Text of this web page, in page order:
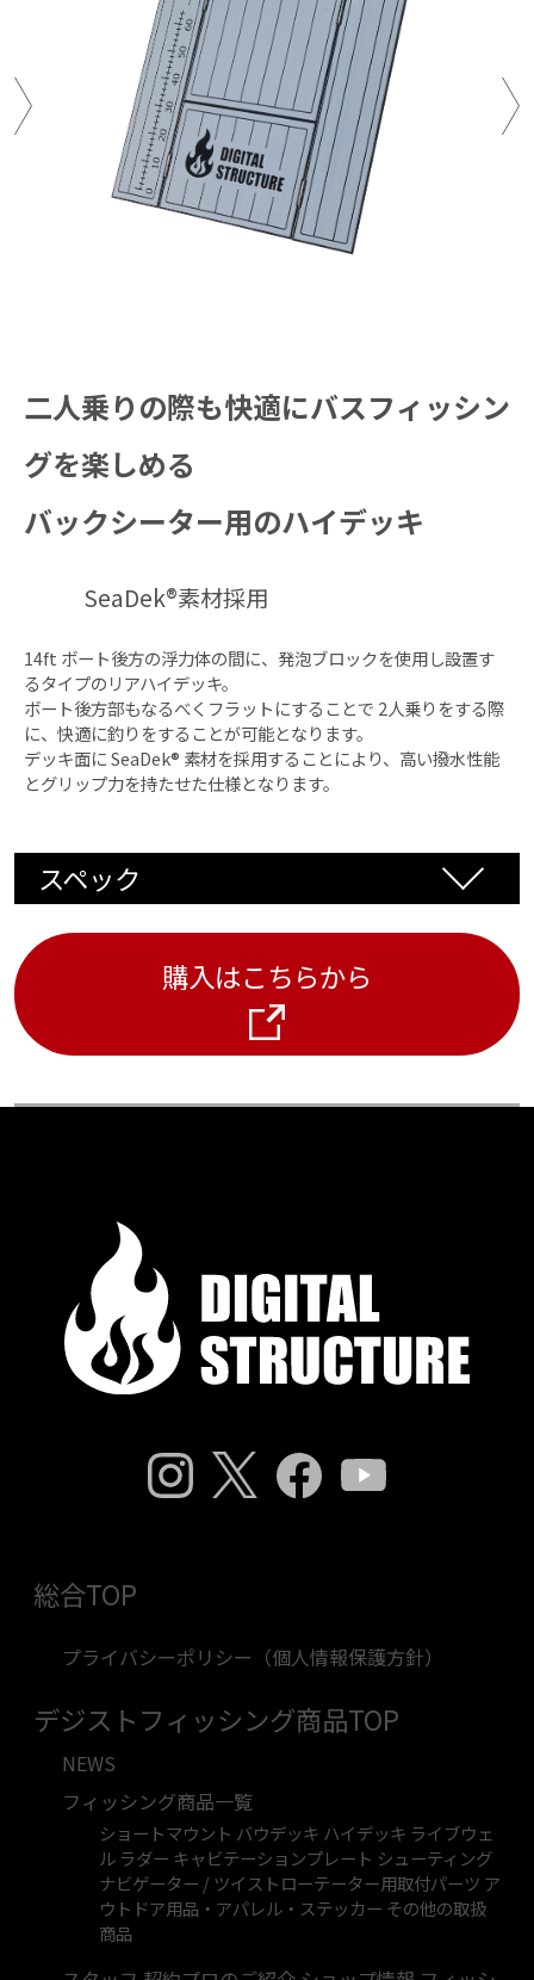
オフセットトレー部 ( ステンレス製 )：厚さ 90㎜
デッキ素材
対応ボート
12ft ボート
対応エレキ
X5 シリーズ
ミンコタ社：FORTREX・MAXXUM・EDGE シリーズ
ローランス社：ゴースト
ガーミン社：フォース
二人乗りの際も快適にバスフィッシン
グを楽しめる
バックシーター用のハイデッキ
SeaDek®素材採用
14ft ボート後方の浮力体の間に、発泡ブロックを使用し設置す
るタイプのリアハイデッキ。
ボート後方部もなるべくフラットにすることで 2人乗りをする際
に、快適に釣りをすることが可能となります。
デッキ面に SeaDek® 素材を採用することにより、高い撥水性能
とグリップ力を持たせた仕様となります。
スペック
ブラック×ルビーレッド、ストームグレー× ブラッ
重量
展開時：縦幅 900㎜×横幅 970㎜、折り畳み時：縦幅
900㎜× 560㎜
付属品
※発泡ブロックは付属いたしません
対応ボート
カワナ社、スナガ社製 14ft ボート
※特殊形状のボートを除く
購入はこちらから
総合TOP
プライバシーポリシー（個人情報保護方針）
デジストフィッシング商品TOP
NEWS
フィッシング商品一覧
ショートマウント バウデッキ ハイデッキ ライブウェ
ル ラダー キャビテーションプレート シューティング
ナビゲーター / ツイストローテーター用取付パーツ ア
ウトドア用品・アパレル・ステッカー その他の取扱
商品